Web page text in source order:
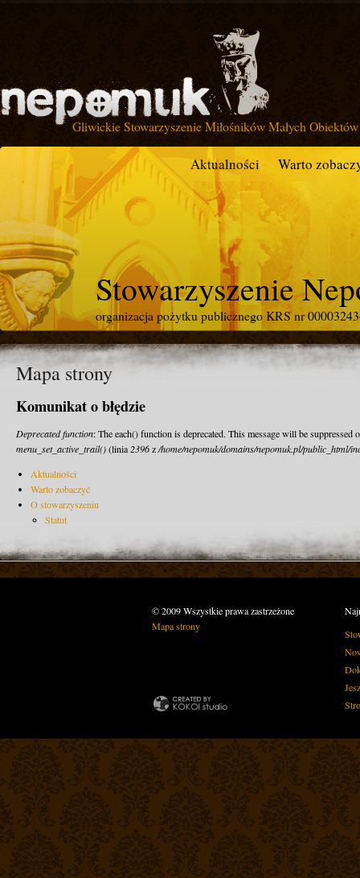
Gliwickie Stowarzyszenie Miłośników Małych
Aktualności Warto
Stowarzyszenie
organizacja pożytku publicznego KRS nr
Mapa strony
Komunikat o błędzie
Deprecated function: The each() function is deprecated. This message will be suppressed
menu_set_active_trail()(linia 2396z/home/nepomuk/domains/nepomuk.pl/public_html/
Aktualności
Warto zobaczyć
O stowarzyszeniu
Statut
© 2009 Wszystkie prawa zastrzeżone
Mapa strony